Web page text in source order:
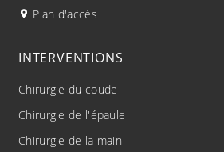
Plan d'accès
INTERVENTIONS
Chirurgie du coude
Chirurgie de l'épaule
Chirurgie de la main